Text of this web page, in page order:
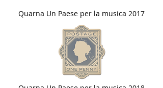
Quarna Un Paese per la musica 2017